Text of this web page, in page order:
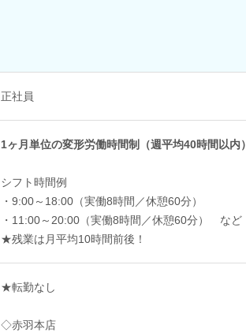
正社員
1ヶ月単位の変形労働時間制（週平均40時間以内）
シフト時間例
・9:00～18:00（実働8時間／休憩60分）
・11:00～20:00（実働8時間／休憩60分） など
★残業は月平均10時間前後！
★転勤なし
◇赤羽本店